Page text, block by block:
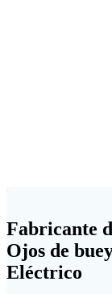
Fabricante
Ojos de
Eléctrico